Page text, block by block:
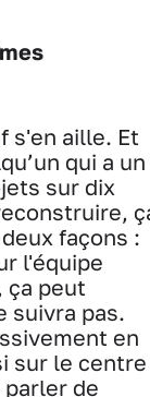
s'en aille. Et
qui a un
sur dix
façons :
l'équipe
ça peut
suivra pas.
en
sur le centre
parler de